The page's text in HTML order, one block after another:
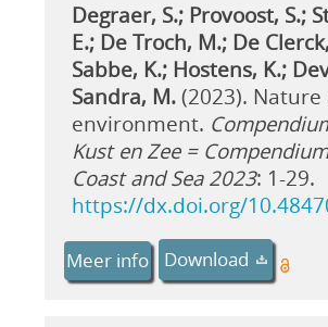
Degraer, S.; Provoost, S.;
E.; De Troch, M.; De
Sabbe, K.; Hostens, K.;
Sandra, M.(2023). Nature
environment.
Kust en Zee =
Coast and Sea 2023: 1-29.
https://dx.doi.org/
Meer info Download